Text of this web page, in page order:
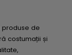
produse de
costumații și